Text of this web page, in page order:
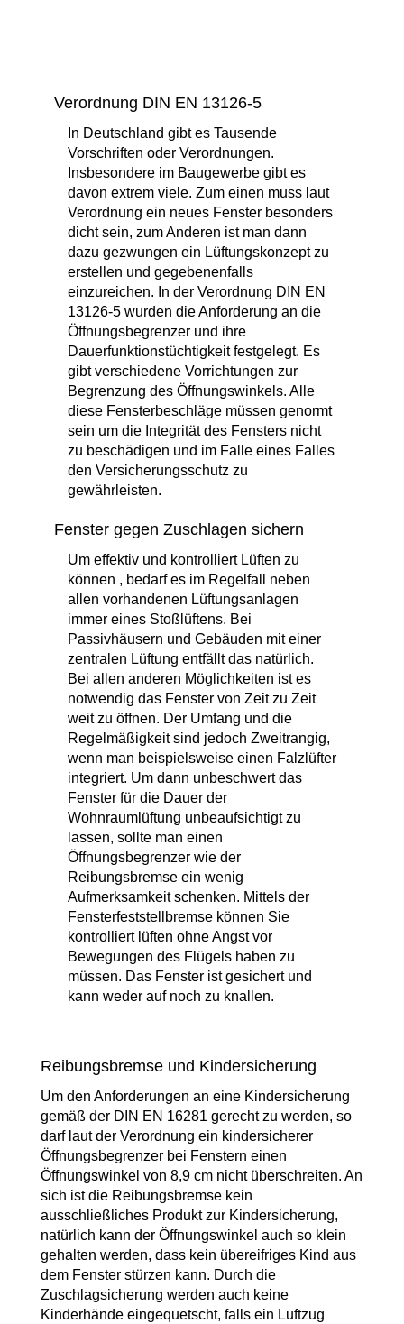
Verordnung DIN EN 13126-5
In Deutschland gibt es Tausende
Vorschriften oder Verordnungen.
Insbesondere im Baugewerbe gibt es
davon extrem viele. Zum einen muss laut
Verordnung ein neues Fenster besonders
dicht sein, zum Anderen ist man dann
dazu gezwungen ein Lüftungskonzept zu
erstellen und gegebenenfalls
einzureichen. In der Verordnung DIN EN
13126-5 wurden die Anforderung an die
Öffnungsbegrenzer und ihre
Dauerfunktionstüchtigkeit festgelegt. Es
gibt verschiedene Vorrichtungen zur
Begrenzung des Öffnungswinkels. Alle
diese Fensterbeschläge müssen genormt
sein um die Integrität des Fensters nicht
zu beschädigen und im Falle eines Falles
den Versicherungsschutz zu
gewährleisten.
Fenster gegen Zuschlagen sichern
Um effektiv und kontrolliert Lüften zu
können , bedarf es im Regelfall neben
allen vorhandenen Lüftungsanlagen
immer eines Stoßlüftens. Bei
Passivhäusern und Gebäuden mit einer
zentralen Lüftung entfällt das natürlich.
Bei allen anderen Möglichkeiten ist es
notwendig das Fenster von Zeit zu Zeit
weit zu öffnen. Der Umfang und die
Regelmäßigkeit sind jedoch Zweitrangig,
wenn man beispielsweise einen Falzlüfter
integriert. Um dann unbeschwert das
Fenster für die Dauer der
Wohnraumlüftung unbeaufsichtigt zu
lassen, sollte man einen
Öffnungsbegrenzer wie der
Reibungsbremse ein wenig
Aufmerksamkeit schenken. Mittels der
Fensterfeststellbremse können Sie
kontrolliert lüften ohne Angst vor
Bewegungen des Flügels haben zu
müssen. Das Fenster ist gesichert und
kann weder auf noch zu knallen.
Reibungsbremse und Kindersicherung
Um den Anforderungen an eine Kindersicherung
gemäß der DIN EN 16281 gerecht zu werden, so
darf laut der Verordnung ein kindersicherer
Öffnungsbegrenzer bei Fenstern einen
Öffnungswinkel von 8,9 cm nicht überschreiten. An
sich ist die Reibungsbremse kein
ausschließliches Produkt zur Kindersicherung,
natürlich kann der Öffnungswinkel auch so klein
gehalten werden, dass kein übereifriges Kind aus
dem Fenster stürzen kann. Durch die
Zuschlagsicherung werden auch keine
Kinderhände eingequetscht, falls ein Luftzug